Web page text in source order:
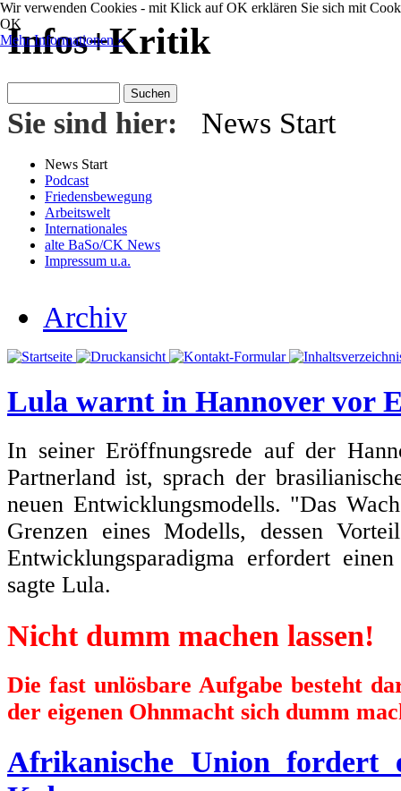
Infos+Kritik
Sie sind hier: News Start
News Start
Podcast
Friedensbewegung
Arbeitswelt
Internationales
alte BaSo/CK News
Impressum u.a.
Archiv
Lula warnt in Hannover vor
In seiner Eröffnungsrede auf der
Partnerland ist, sprach der
neuen Entwicklungsmodells. "Das
Grenzen eines Modells, dessen
Entwicklungsparadigma erfordert
sagte Lula.
Nicht dumm machen lassen!
Die fast unlösbare Aufgabe besteht
der eigenen Ohnmacht sich dumm
Afrikanische Union fordert
Wir verwenden Cookies - mit Klick auf OK erklären Sie sich mit
OK
Mehr Informationen »